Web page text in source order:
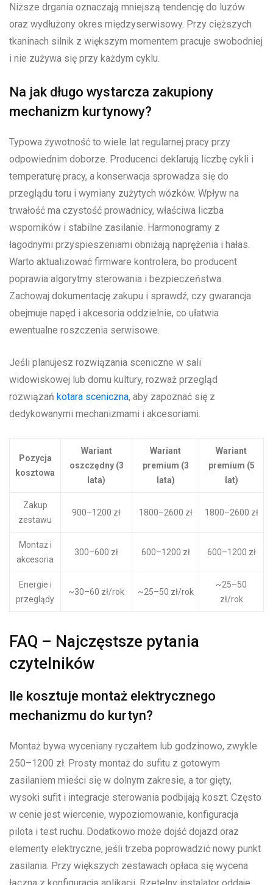
Niższe drgania oznaczają mniejszą tendencję do luzów
oraz wydłużony okres międzyserwisowy. Przy cięższych
tkaninach silnik z większym momentem pracuje swobodniej
i nie zużywa się przy każdym cyklu.
Na jak długo wystarcza zakupiony
mechanizm kurtynowy?
Typowa żywotność to wiele lat regularnej pracy przy
odpowiednim doborze. Producenci deklarują liczbę cykli i
temperaturę pracy, a konserwacja sprowadza się do
przeglądu toru i wymiany zużytych wózków. Wpływ na
trwałość ma czystość prowadnicy, właściwa liczba
wsporników i stabilne zasilanie. Harmonogramy z
łagodnymi przyspieszeniami obniżają naprężenia i hałas.
Warto aktualizować firmware kontrolera, bo producent
poprawia algorytmy sterowania i bezpieczeństwa.
Zachowaj dokumentację zakupu i sprawdź, czy gwarancja
obejmuje napęd i akcesoria oddzielnie, co ułatwia
ewentualne roszczenia serwisowe.
Jeśli planujesz rozwiązania sceniczne w sali
widowiskowej lub domu kultury, rozważ przegląd
rozwiązań kotara sceniczna, aby zapoznać się z
dedykowanymi mechanizmami i akcesoriami.
Pozycja
kosztowa
Wariant
oszczędny (3
lata)
Wariant
premium (3
lata)
Wariant
premium (5
lat)
Zakup
zestawu
900–1200 zł 1800–2600 zł 1800–2600 zł
Montaż i
akcesoria
300–600 zł 600–1200 zł 600–1200 zł
Energie i
przeglądy
~30–60 zł/rok ~25–50 zł/rok
~25–50
zł/rok
FAQ – Najczęstsze pytania
czytelników
Ile kosztuje montaż elektrycznego
mechanizmu do kurtyn?
Montaż bywa wyceniany ryczałtem lub godzinowo, zwykle
250–1200 zł. Prosty montaż do sufitu z gotowym
zasilaniem mieści się w dolnym zakresie, a tor gięty,
wysoki sufit i integracje sterowania podbijają koszt. Często
w cenie jest wiercenie, wypoziomowanie, konfiguracja
pilota i test ruchu. Dodatkowo może dojść dojazd oraz
elementy elektryczne, jeśli trzeba poprowadzić nowy punkt
zasilania. Przy większych zestawach opłaca się wycena